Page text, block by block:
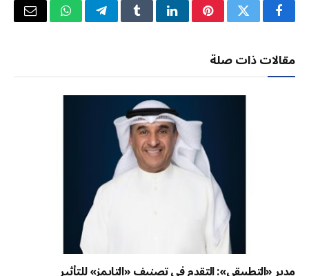
فيسبوكتويتر بينتيريستلينكدإنTumblrتيلقرامواتسابالبريد
مقالات ذات صلة